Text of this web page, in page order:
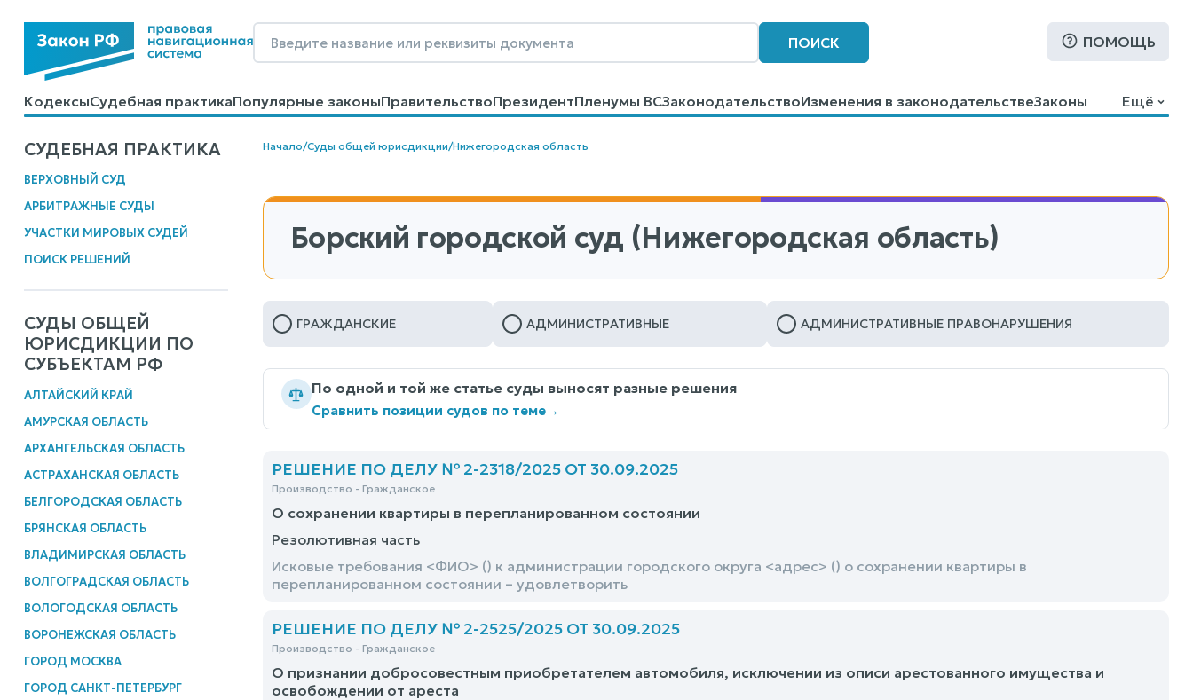
ПОИСК ПОМОЩЬ
КодексыСудебная практикаПопулярные законыПравительствоПрезидентПленумы ВСЗаконодательствоИзменения в законодательствеЗаконы
КалькуляторыСправочные материалыОбразцы договоровКонтактыПомощьПоиск
Ещё
СУДЕБНАЯ ПРАКТИКА
ВЕРХОВНЫЙ СУД
АРБИТРАЖНЫЕ СУДЫ
УЧАСТКИ МИРОВЫХ СУДЕЙ
ПОИСК РЕШЕНИЙ
СУДЫ ОБЩЕЙ
ЮРИСДИКЦИИ ПО
СУБЪЕКТАМ РФ
АЛТАЙСКИЙ КРАЙ
АМУРСКАЯ ОБЛАСТЬ
АРХАНГЕЛЬСКАЯ ОБЛАСТЬ
АСТРАХАНСКАЯ ОБЛАСТЬ
БЕЛГОРОДСКАЯ ОБЛАСТЬ
БРЯНСКАЯ ОБЛАСТЬ
ВЛАДИМИРСКАЯ ОБЛАСТЬ
ВОЛГОГРАДСКАЯ ОБЛАСТЬ
ВОЛОГОДСКАЯ ОБЛАСТЬ
ВОРОНЕЖСКАЯ ОБЛАСТЬ
ГОРОД МОСКВА
ГОРОД САНКТ-ПЕТЕРБУРГ
Начало/Суды общей юрисдикции/Нижегородская область
Борский городской суд (Нижегородская область)
ГРАЖДАНСКИЕ АДМИНИСТРАТИВНЫЕ АДМИНИСТРАТИВНЫЕ ПРАВОНАРУШЕНИЯ
По одной и той же статье суды выносят разные решения
Сравнить позиции судов по теме→
РЕШЕНИЕ ПО ДЕЛУ № 2-2318/2025 ОТ 30.09.2025
Производство - Гражданское
О сохранении квартиры в перепланированном состоянии
Резолютивная часть
Исковые требования <ФИО> () к администрации городского округа <адрес> () о сохранении квартиры в
перепланированном состоянии – удовлетворить
РЕШЕНИЕ ПО ДЕЛУ № 2-2525/2025 ОТ 30.09.2025
Производство - Гражданское
О признании добросовестным приобретателем автомобиля, исключении из описи арестованного имущества и
освобождении от ареста